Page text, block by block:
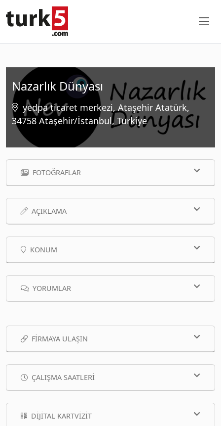
Nazarlık Dünyası
yedpa ticaret merkezi, Ataşehir Atatürk,
34758 Ataşehir/İstanbul, Türkiye
FOTOĞRAFLAR
AÇIKLAMA
KONUM
YORUMLAR
FIRMAYA ULAŞIN
ÇALIŞMA SAATLERI
DIJITAL KARTVIZIT